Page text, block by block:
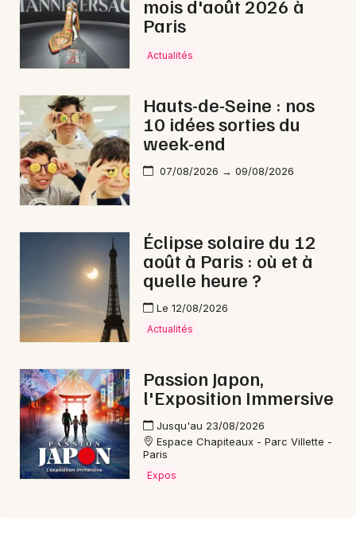
mois d'août 2026 à
Paris
Actualités
Hauts-de-Seine : nos
10 idées sorties du
week-end
07/08/2026 → 09/08/2026
Éclipse solaire du 12
août à Paris : où et à
quelle heure ?
Le 12/08/2026
Actualités
Passion Japon,
l'Exposition Immersive
Jusqu'au 23/08/2026
Espace Chapiteaux - Parc Villette -
Paris
Expos